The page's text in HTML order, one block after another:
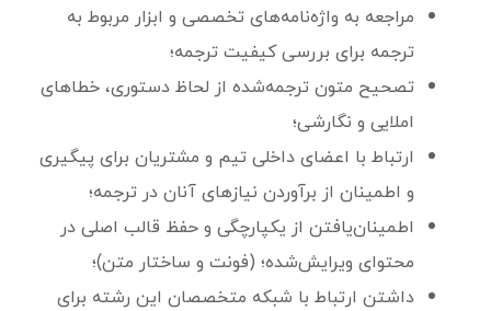
مراجعه به واژه‌نامه‌های تخصصی و ابزار مربوط به
ترجمه برای بررسی کیفیت ترجمه؛
تصحیح متون ترجمه‌‌شده از لحاظ دستوری، خطاهای
املایی و نگارشی؛
ارتباط با اعضای داخلی تیم و مشتریان برای پیگیری
و اطمینان از برآوردن نیازهای آنان در ترجمه؛
اطمینان‌یافتن از یکپارچگی و حفظ قالب اصلی در
محتوای ویرایش‌شده؛ (فونت و ساختار متن)؛
داشتن ارتباط با شبکه متخصصان این رشته برای